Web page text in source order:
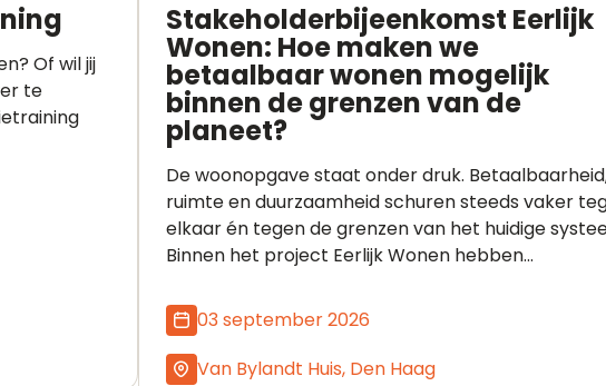
Of wil jij
te
Stakeholderbijeenkomst Eerlijk
Wonen: Hoe maken we
betaalbaar wonen mogelijk
binnen de grenzen van de
planeet?
De woonopgave staat onder druk.
ruimte en duurzaamheid schuren steeds vaker
elkaar én tegen de grenzen van het huidige
Binnen het project Eerlijk Wonen hebben...
03 september 2026
Van Bylandt Huis, Den Haag